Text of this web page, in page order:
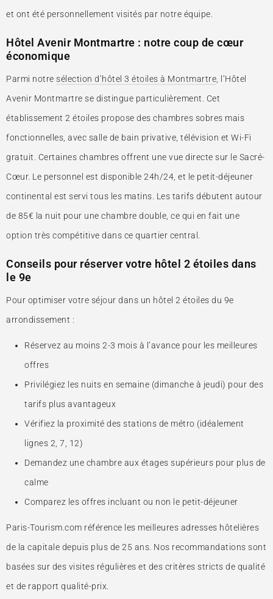
et ont été personnellement visités par notre équipe.
Hôtel Avenir Montmartre : notre coup de cœur
économique
Parmi notre sélection d’hôtel 3 étoiles à Montmartre , l’Hôtel
Avenir Montmartre se distingue particulièrement. Cet
établissement 2 étoiles propose des chambres sobres mais
fonctionnelles, avec salle de bain privative, télévision et Wi-Fi
gratuit. Certaines chambres offrent une vue directe sur le Sacré-
Cœur. Le personnel est disponible 24h/24, et le petit-déjeuner
continental est servi tous les matins. Les tarifs débutent autour
de 85€ la nuit pour une chambre double, ce qui en fait une
option très compétitive dans ce quartier central.
Conseils pour réserver votre hôtel 2 étoiles dans
le 9e
Pour optimiser votre séjour dans un hôtel 2 étoiles du 9e
arrondissement :
Réservez au moins 2-3 mois à l’avance pour les meilleures
offres
Privilégiez les nuits en semaine (dimanche à jeudi) pour des
tarifs plus avantageux
Vérifiez la proximité des stations de métro (idéalement
lignes 2, 7, 12)
Demandez une chambre aux étages supérieurs pour plus de
calme
Comparez les offres incluant ou non le petit-déjeuner
Paris-Tourism.com référence les meilleures adresses hôtelières
de la capitale depuis plus de 25 ans. Nos recommandations sont
basées sur des visites régulières et des critères stricts de qualité
et de rapport qualité-prix.